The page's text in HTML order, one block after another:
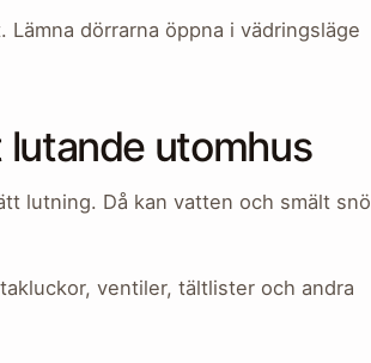
dörrarna öppna i vädringsläge
lutande utomhus
lutning. Då kan vatten och smält snö
ventiler, tältlister och andra